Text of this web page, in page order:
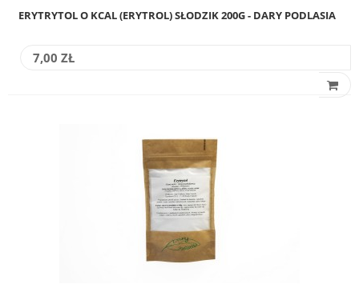
ERYTRYTOL O KCAL (ERYTROL) SŁODZIK 200G - DARY PODLASIA
7,00 ZŁ